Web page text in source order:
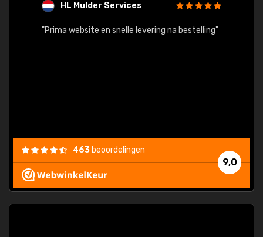
HL Mulder Services
"Prima website en snelle levering na bestelling"
9,0
463 beoordelingen